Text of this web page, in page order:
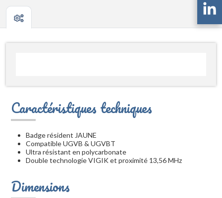
Caractéristiques techniques
Badge résident JAUNE
Compatible UGVB & UGVBT
Ultra résistant en polycarbonate
Double technologie VIGIK et proximité 13,56 MHz
Dimensions